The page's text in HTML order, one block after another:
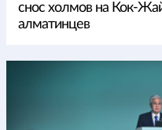
снос холмов на Кок-
алматинцев